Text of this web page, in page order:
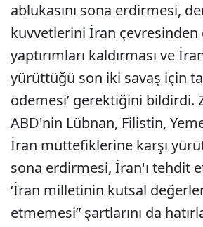
ablukasını sona erdirmesi,
kuvvetlerini İran çevresinden
yaptırımları kaldırması ve
yürüttüğü son iki savaş için
ödemesi’ gerektiğini bildirdi.
ABD'nin Lübnan, Filistin,
İran müttefiklerine karşı
sona erdirmesi, İran'ı tehdit
‘İran milletinin kutsal
etmemesi” şartlarını da